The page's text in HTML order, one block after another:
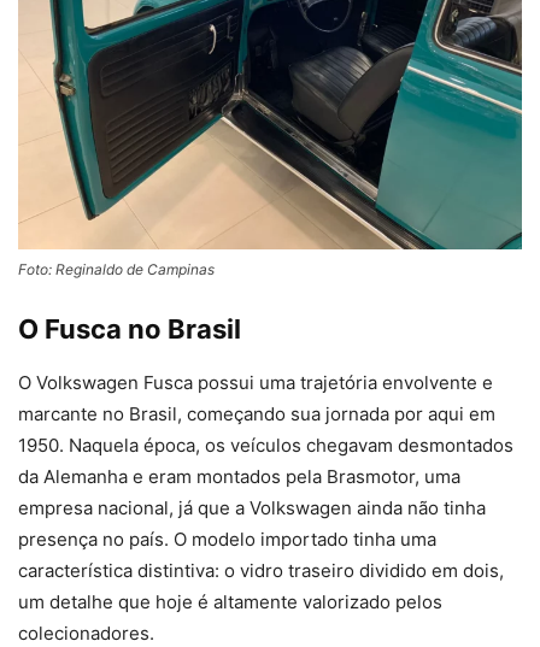
Foto: Reginaldo de Campinas
O Fusca no Brasil
O Volkswagen Fusca possui uma trajetória envolvente e
marcante no Brasil, começando sua jornada por aqui em
1950. Naquela época, os veículos chegavam desmontados
da Alemanha e eram montados pela Brasmotor, uma
empresa nacional, já que a Volkswagen ainda não tinha
presença no país. O modelo importado tinha uma
característica distintiva: o vidro traseiro dividido em dois,
um detalhe que hoje é altamente valorizado pelos
colecionadores.